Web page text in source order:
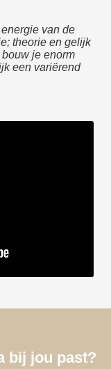
van de
theorie en gelijk
je enorm
een variërend
bij jou past?